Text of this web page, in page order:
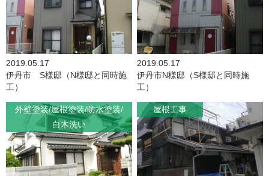
2019.05.17
伊丹市 S様邸（N様邸と同時施
工）
2019.05.17
伊丹市N様邸（S様邸と同時施
工）
外壁塗装 屋根塗装 防水塗装
白木洗い
屋根工事